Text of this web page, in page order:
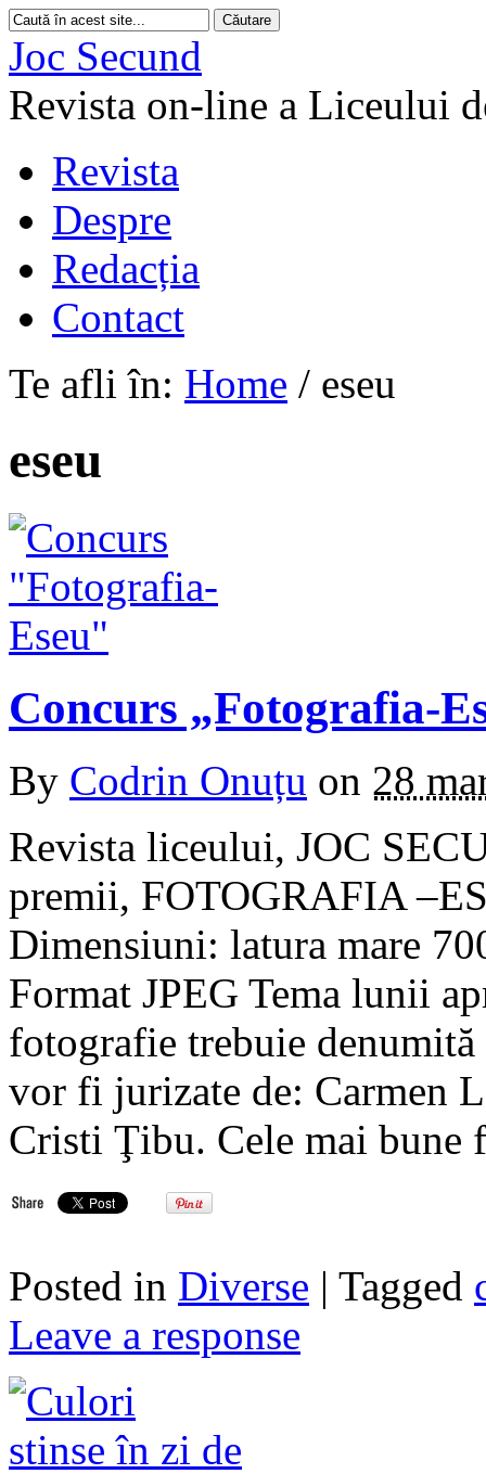
Joc Secund
Revista on-line a Liceului
Revista
Despre
Redacția
Contact
Te afli în: Home / eseu
eseu
Concurs „Fotografia-
By Codrin Onuțu on 28
Revista liceului, JOC
premii, FOTOGRAFIA
Dimensiuni: latura mare
Format JPEG Tema lunii
fotografie trebuie
vor fi jurizate de: Carmen
Cristi Ţibu. Cele mai
Posted in Diverse | Tagged
Leave a response